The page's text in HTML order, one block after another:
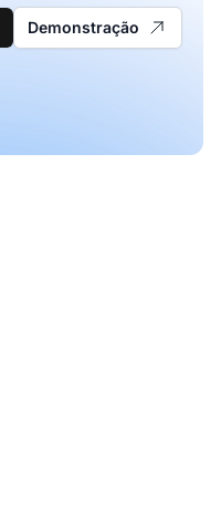
Demonstração